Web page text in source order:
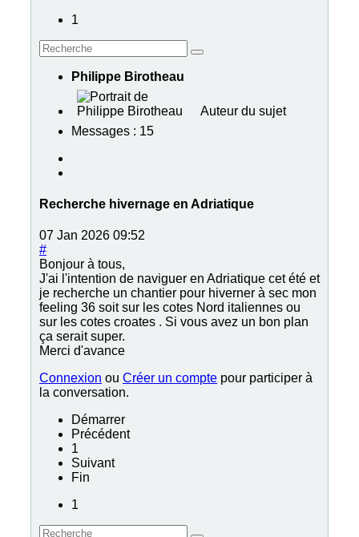
1
Philippe Birotheau
Auteur du sujet
Messages : 15
Recherche hivernage en Adriatique
07 Jan 2026 09:52
#
Bonjour à tous,
J'ai l'intention de naviguer en Adriatique cet été et
je recherche un chantier pour hiverner à sec mon
feeling 36 soit sur les cotes Nord italiennes ou
sur les cotes croates . Si vous avez un bon plan
ça serait super.
Merci d'avance
Connexion ou Créer un compte pour participer à
la conversation.
Démarrer
Précédent
1
Suivant
Fin
1